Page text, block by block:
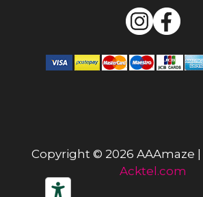
Copyright © 2026 AAAmaze
Acktel.com